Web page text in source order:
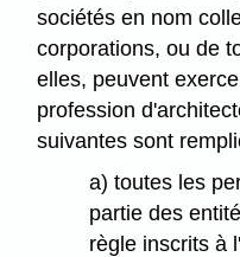
sociétés en nom
corporations, ou de
elles, peuvent
profession
suivantes sont
a) toutes les
partie des
règle inscrits à